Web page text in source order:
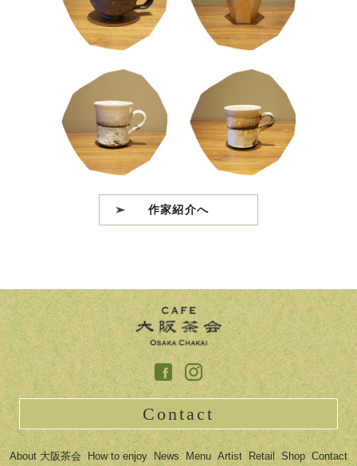
作家紹介へ
Contact
About 大阪茶会 How to enjoy News Menu Artist Retail Shop Contact